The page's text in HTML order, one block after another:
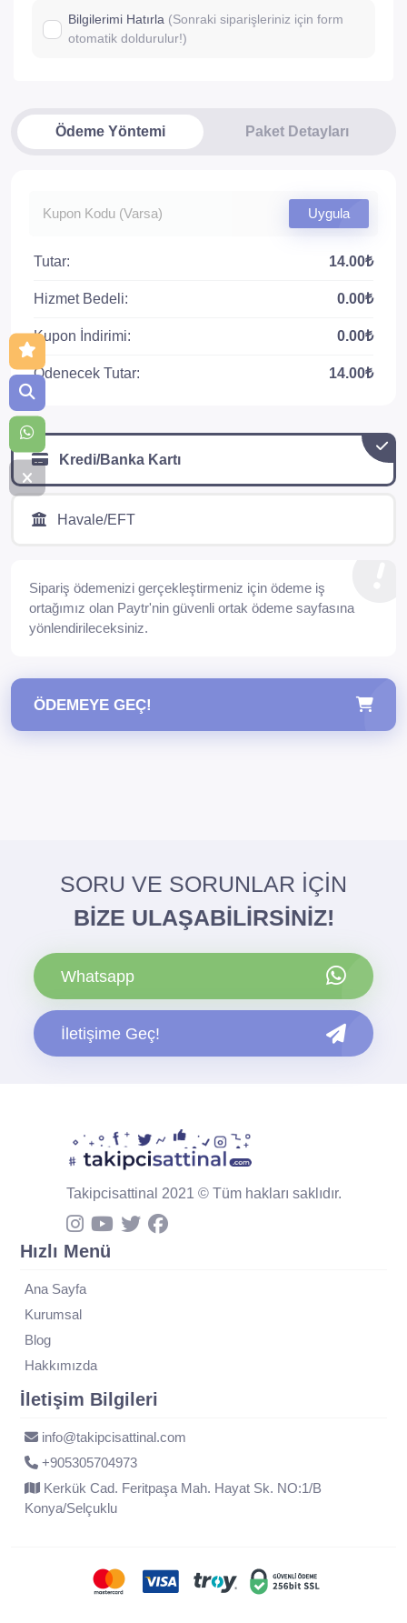
Bilgilerimi Hatırla (Sonraki siparişleriniz için form
otomatik doldurulur!)
Ödeme Yöntemi Paket Detayları
Uygula
Tutar: 14.00₺
Hizmet Bedeli: 0.00₺
Kupon İndirimi: 0.00₺
Ödenecek Tutar: 14.00₺
Kredi/Banka Kartı
Havale/EFT
Sipariş ödemenizi gerçekleştirmeniz için ödeme iş
ortağımız olan Paytr'nin güvenli ortak ödeme sayfasına
yönlendirileceksiniz.
ÖDEMEYE GEÇ!
SORU VE SORUNLAR İÇİN
BİZE ULAŞABİLİRSİNİZ!
Whatsapp
İletişime Geç!
Takipcisattinal 2021 © Tüm hakları saklıdır.
Hızlı Menü
Ana Sayfa
Kurumsal
Blog
Hakkımızda
İletişim Bilgileri
info@takipcisattinal.com
+905305704973
Kerkük Cad. Feritpaşa Mah. Hayat Sk. NO:1/B
Konya/Selçuklu